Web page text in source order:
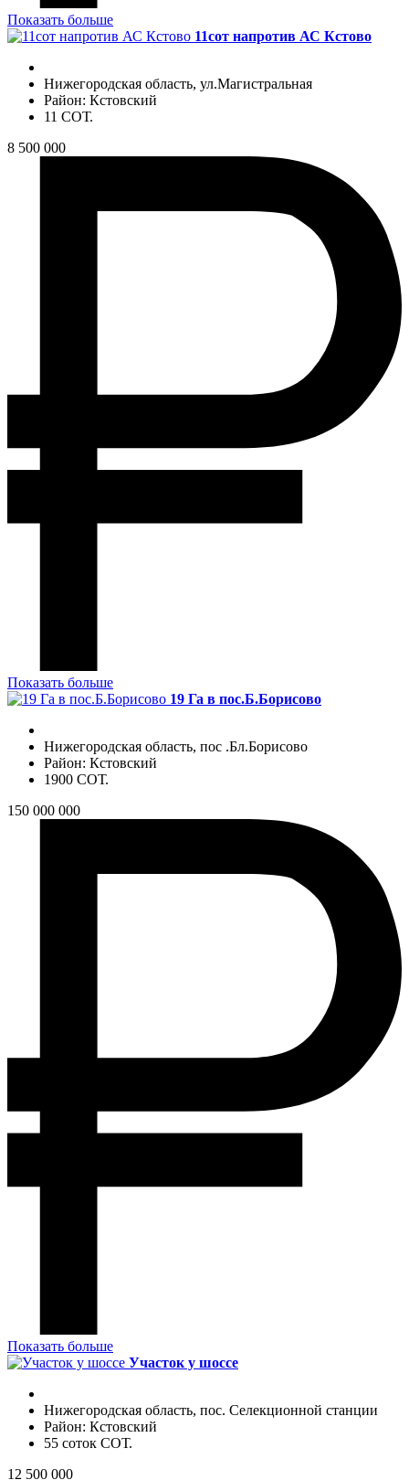
Показать больше
11сот напротив АС Кстово
Нижегородская область, ул.Магистральная
Район: Кстовский
11 СОТ.
8 500 000
Показать больше
19 Га в пос.Б.Борисово
Нижегородская область, пос .Бл.Борисово
Район: Кстовский
1900 СОТ.
150 000 000
Показать больше
Участок у шоссе
Нижегородская область, пос. Селекционной станции
Район: Кстовский
55 соток СОТ.
12 500 000